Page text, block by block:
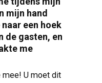
mijn hand
een hoek
de gasten, en
me
mee! U moet dit